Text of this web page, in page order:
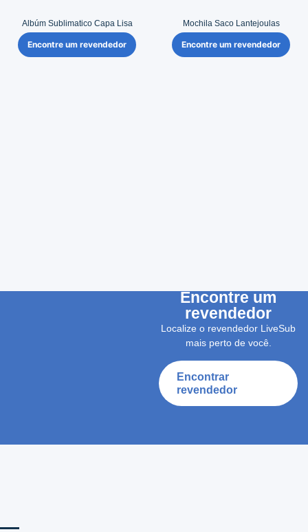
Albúm Sublimatico Capa Lisa
Encontre um revendedor
Mochila Saco Lantejoulas
Encontre um revendedor
Encontre um
revendedor
Localize o revendedor LiveSub
mais perto de você.
Encontrar
revendedor